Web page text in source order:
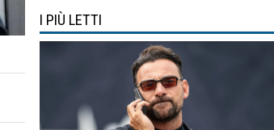
I PIÙ LETTI